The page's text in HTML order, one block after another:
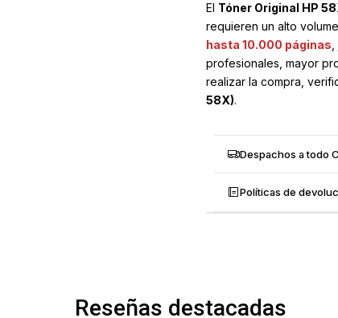
El Tóner Original HP
requieren un alto
hasta 10.000 páginas
profesionales, mayor
realizar la compra,
58X).
Despachos a todo
Políticas de
Reseñas destacadas